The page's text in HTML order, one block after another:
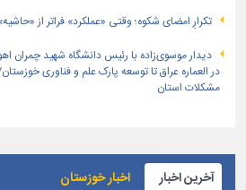
تکرارِ امضای شکوه؛ وقتی «عملکرد» فراتر از
دیدار موسوی‌زاده با رئیس دانشگاه شهید چمران
در العماره عراق تا توسعه پارک علم و فناوری
مشکلات استان
آخرین اخبار اخبار خوزستان